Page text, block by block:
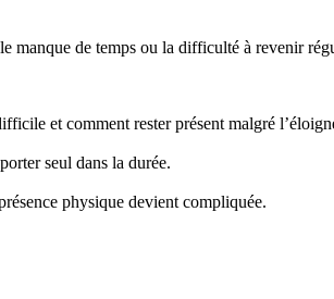
manque de temps ou la difficulté à revenir
et comment rester présent malgré
seul dans la durée.
physique devient compliquée.